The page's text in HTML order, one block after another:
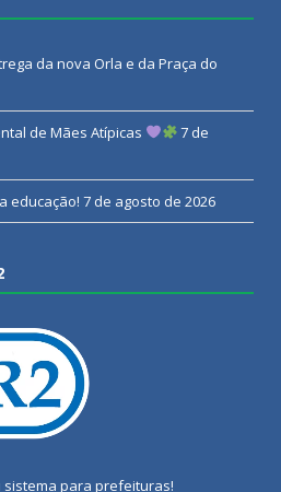
da nova Orla e da Praça do
de Mães Atípicas
7 de
educação! 7 de agosto de 2026
sistema para prefeituras!